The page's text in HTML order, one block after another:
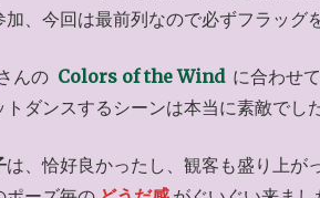
加、今回は最前列なので必ずフラッグ
んの Colors of the Wind に合わせ
トダンスするシーンは本当に素敵でした
は、恰好良かったし、観客も盛り上が